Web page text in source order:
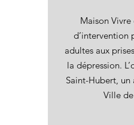
Maison Vivre
d’intervention
adultes aux
la dépression.
Saint-Hubert, un
Ville